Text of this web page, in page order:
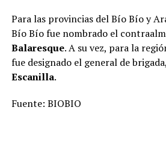
Para las provincias del Bío Bío y
Bío Bío fue nombrado el
Balaresque. A su vez, para la
fue designado el general de brigada,
Escanilla.
Fuente: BIOBIO